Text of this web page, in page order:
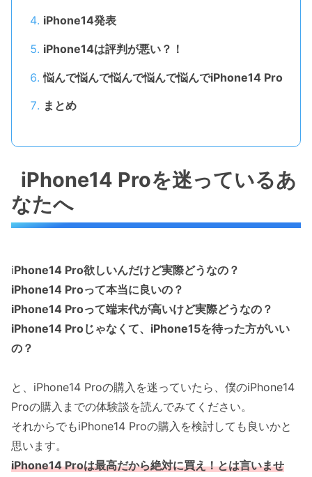
iPhone14発表
iPhone14は評判が悪い？！
悩んで悩んで悩んで悩んで悩んでiPhone14 Pro
まとめ
iPhone14 Proを迷っているあ
なたへ
iPhone14 Pro欲しいんだけど実際どうなの？
iPhone14 Proって本当に良いの？
iPhone14 Proって端末代が高いけど実際どうなの？
iPhone14 Proじゃなくて、iPhone15を待った方がいい
の？
と、iPhone14 Proの購入を迷っていたら、僕のiPhone14
Proの購入までの体験談を読んでみてください。
それからでもiPhone14 Proの購入を検討しても良いかと
思います。
iPhone14 Proは最高だから絶対に買え！とは言いませ